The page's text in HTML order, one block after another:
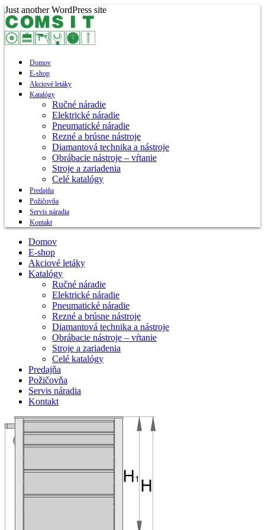
Skip
to
content
Just another WordPress site
Domov
E-shop
Akciové letáky
Katalógy
Ručné náradie
Elektrické náradie
Pneumatické náradie
Rezné a brúsne nástroje
Diamantová technika a nástroje
Obrábacie nástroje – vŕtanie
Stroje a zariadenia
Celé katalógy
Predajňa
Požičovňa
Servis náradia
Kontakt
Domov
E-shop
Akciové letáky
Katalógy
Ručné náradie
Elektrické náradie
Pneumatické náradie
Rezné a brúsne nástroje
Diamantová technika a nástroje
Obrábacie nástroje – vŕtanie
Stroje a zariadenia
Celé katalógy
Predajňa
Požičovňa
Servis náradia
Kontakt